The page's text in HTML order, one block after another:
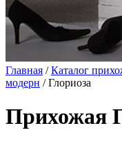
Главная /Каталог
модерн / Глориоза
Прихожая